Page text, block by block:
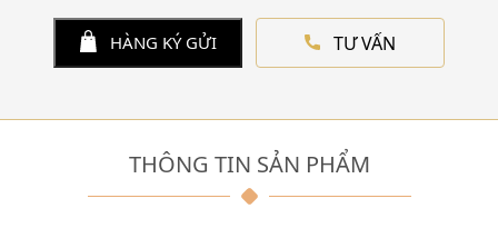
HÀNG KÝ GỬI TƯ VẤN
THÔNG TIN SẢN PHẨM